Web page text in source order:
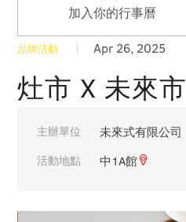
加入你的行事曆
品牌活動 Apr 26, 2025
灶市 X 未來市
主辦單位 未來式有限公司
活動地點 中1A館